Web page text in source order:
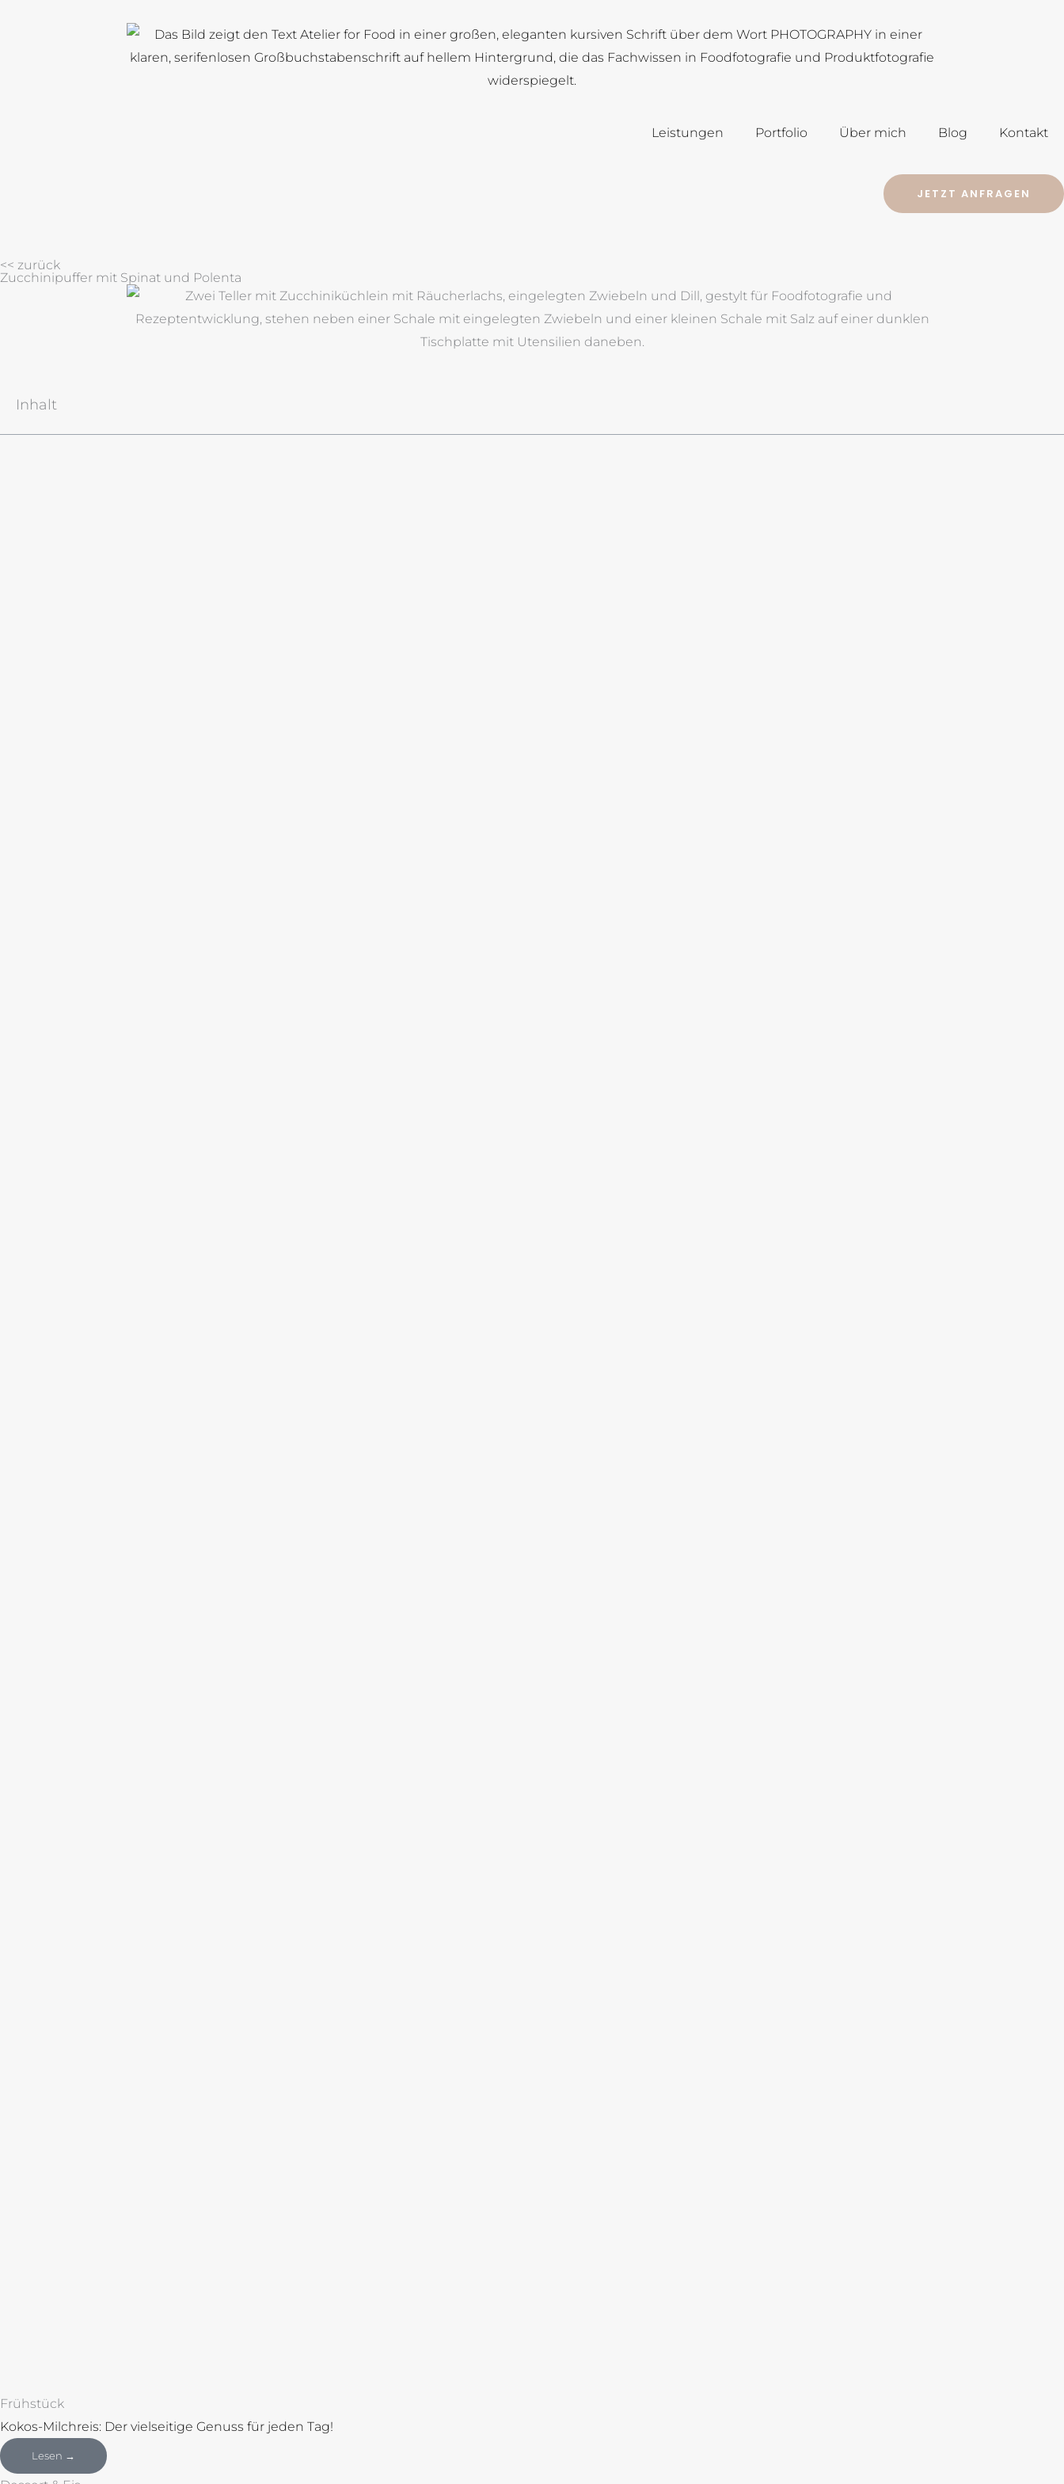
Leistungen Portfolio Über mich Blog Kontakt
JETZT ANFRAGEN
<< zurück
Zucchinipuffer mit Spinat und Polenta
Inhalt
Frühstück
Kokos-Milchreis: Der vielseitige Genuss für jeden Tag!
Lesen →